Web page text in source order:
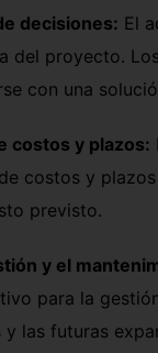
decisiones: El
del proyecto.
con una
costos y plazos:
costos y
previsto.
y el
para la
y las futuras